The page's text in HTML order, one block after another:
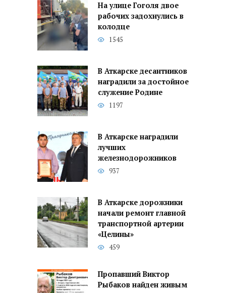
На улице Гоголя двое
рабочих задохнулись в
колодце
1545
В Аткарске десантников
наградили за достойное
служение Родине
1197
В Аткарске наградили
лучших
железнодорожников
937
В Аткарске дорожники
начали ремонт главной
транспортной артерии
«Целины»
459
Пропавший Виктор
Рыбаков найден живым